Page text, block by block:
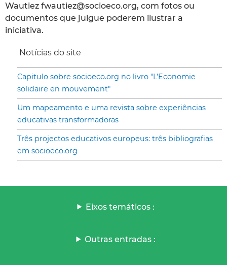
Wautiez fwautiez@socioeco.org, com fotos ou
documentos que julgue poderem ilustrar a
iniciativa.
Notícias do site
Capitulo sobre socioeco.org no livro "L’Economie
solidaire en mouvement"
Um mapeamento e uma revista sobre experiências
educativas transformadoras
Três projectos educativos europeus: três bibliografias
em socioeco.org
Eixos temáticos :
Outras entradas :